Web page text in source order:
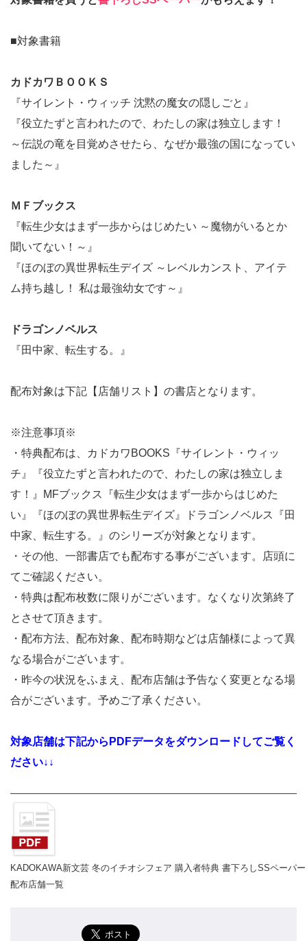
■対象書籍
カドカワＢＯＯＫＳ
『サイレント・ウィッチ 沈黙の魔女の隠しごと』
『役立たずと言われたので、わたしの家は独立します！
～伝説の竜を目覚めさせたら、なぜか最強の国になってい
ました～』
ＭＦブックス
『転生少女はまず一歩からはじめたい ～魔物がいるとか
聞いてない！～』
『ほのぼの異世界転生デイズ ～レベルカンスト、アイテ
ム持ち越し！ 私は最強幼女です～』
ドラゴンノベルス
『田中家、転生する。』
配布対象は下記【店舗リスト】の書店となります。
※注意事項※
・特典配布は、カドカワBOOKS『サイレント・ウィッ
チ』『役立たずと言われたので、わたしの家は独立しま
す！』MFブックス『転生少女はまず一歩からはじめた
い』『ほのぼの異世界転生デイズ』ドラゴンノベルス『田
中家、転生する。』のシリーズが対象となります。
・その他、一部書店でも配布する事がございます。店頭に
てご確認ください。
・特典は配布枚数に限りがございます。なくなり次第終了
とさせて頂きます。
・配布方法、配布対象、配布時期などは店舗様によって異
なる場合がございます。
・昨今の状況をふまえ、配布店舗は予告なく変更となる場
合がございます。予めご了承ください。
対象店舗は下記からPDFデータをダウンロードしてご覧く
ださい↓↓
KADOKAWA新文芸 冬のイチオシフェア 購入者特典 書下ろしSSペーパー
配布店舗一覧